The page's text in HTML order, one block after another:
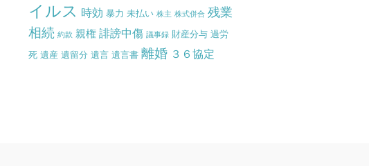
イルス 時効 暴力 未払い 株主 株式併合 残業
相続 約款 親権 誹謗中傷 議事録 財産分与 過労
死 遺産 遺留分 遺言 遺言書 離婚 ３６協定